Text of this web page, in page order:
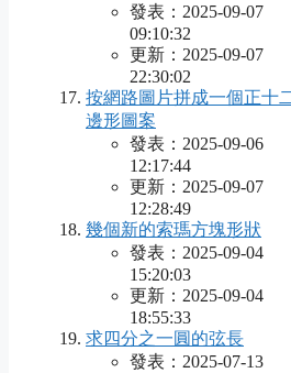
發表：2025-09-07
09:10:32
更新：2025-09-07
22:30:02
按網路圖片拼成一個正十
邊形圖案
發表：2025-09-06
12:17:44
更新：2025-09-07
12:28:49
幾個新的索瑪方塊形狀
發表：2025-09-04
15:20:03
更新：2025-09-04
18:55:33
求四分之一圓的弦長
發表：2025-07-13